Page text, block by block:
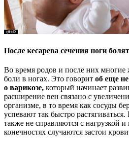
После кесарева сечения ноги болят
Во время родов и после них
боли в ногах. Это говорит об еще
о варикозе, который начинает
расширение вен связано с
организме, в то время как сосуды
успевают так быстро
также не справляются с нагрузкой
конечностях случаются застои